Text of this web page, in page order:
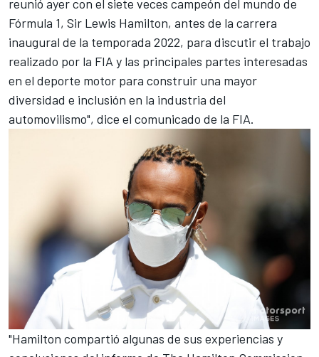
reunió ayer con el siete veces campeón del mundo de
Fórmula 1, Sir Lewis Hamilton, antes de la carrera
inaugural de la temporada 2022, para discutir el trabajo
realizado por la FIA y las principales partes interesadas
en el deporte motor para construir una mayor
diversidad e inclusión en la industria del
automovilismo", dice el comunicado de la FIA.
"Hamilton compartió algunas de sus experiencias y